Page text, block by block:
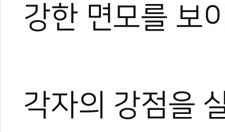
강한 면모를 보
각자의 강점을